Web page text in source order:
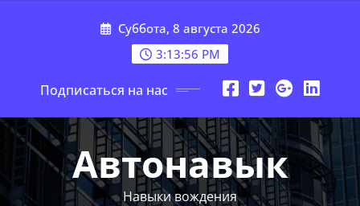
Суббота, 8 августа 2026
3:13:57 PM
Подписаться на нас
Автонавык
Навыки вождения